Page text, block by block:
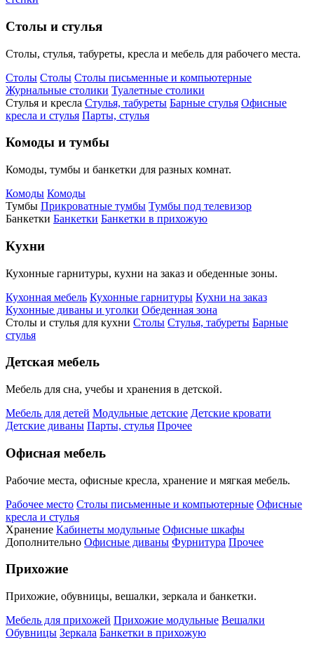
Столы и стулья
Столы, стулья, табуреты, кресла и мебель для рабочего места.
Столы Столы Столы письменные и компьютерные
Журнальные столики Туалетные столики
Стулья и кресла Стулья, табуреты Барные стулья Офисные
кресла и стулья Парты, стулья
Комоды и тумбы
Комоды, тумбы и банкетки для разных комнат.
Комоды Комоды
Тумбы Прикроватные тумбы Тумбы под телевизор
Банкетки Банкетки Банкетки в прихожую
Кухни
Кухонные гарнитуры, кухни на заказ и обеденные зоны.
Кухонная мебель Кухонные гарнитуры Кухни на заказ
Кухонные диваны и уголки Обеденная зона
Столы и стулья для кухни Столы Стулья, табуреты Барные
стулья
Детская мебель
Мебель для сна, учебы и хранения в детской.
Мебель для детей Модульные детские Детские кровати
Детские диваны Парты, стулья Прочее
Офисная мебель
Рабочие места, офисные кресла, хранение и мягкая мебель.
Рабочее место Столы письменные и компьютерные Офисные
кресла и стулья
Хранение Кабинеты модульные Офисные шкафы
Дополнительно Офисные диваны Фурнитура Прочее
Прихожие
Прихожие, обувницы, вешалки, зеркала и банкетки.
Мебель для прихожей Прихожие модульные Вешалки
Обувницы Зеркала Банкетки в прихожую